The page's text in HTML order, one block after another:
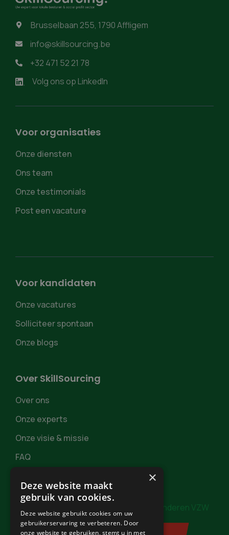
 Brusselbaan 255, 1790 Affligem
 info@skillsourcing.be

+32 471 52 21 78
Volg ons op LinkedIn
Voor organisaties
Onze diensten
Ons team
Onze testimonials
Post een vacature
Voor kandidaten
Onze vacatures
Solliciteer spontaan
Onze blogs
Over SkillSourcing
Over ons
Onze experts
Onze visie & missie
FAQ
Burgerzaken Vlaanderen VZW
×
Deze website maakt
gebruik van cookies.
Deze website gebruikt cookies om uw
gebruikerservaring te verbeteren. Door
onze website te gebruiken, stemt u in met